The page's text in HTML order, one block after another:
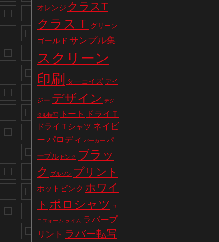
オレンジ クラスT
クラスＴ グリーン
ゴールド サンプル集
スクリーン
印刷
ターコイズ デイ
ジー デザイン デジ
タル転写 トート ドライＴ
ドライＴシャツ ネイビ
ー パロディ パーカー パ
ープル ピンク ブラッ
ク
ブルゾン プリント
ホットピンク ホワイ
ト ポロシャツ ユ
ニフォーム ライム ラバープ
リント ラバー転写